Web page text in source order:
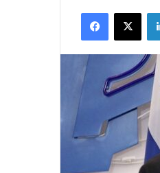
email
Facebook
X